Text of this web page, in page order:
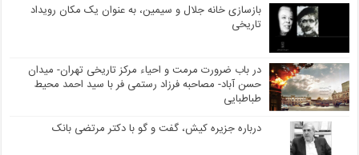
بازسازی خانه جلال و سیمین، به عنوان یک مکان رویداد
تاریخی
در باب ضرورت مرمت و احیاء مرکز تاریخی تهران- میدان
حسن آباد- مصاحبه فرزاد رستمی فر با سید احمد محیط
طباطبایی
درباره جزیره کیش، گفت و گو با دکتر مرتضی بانک